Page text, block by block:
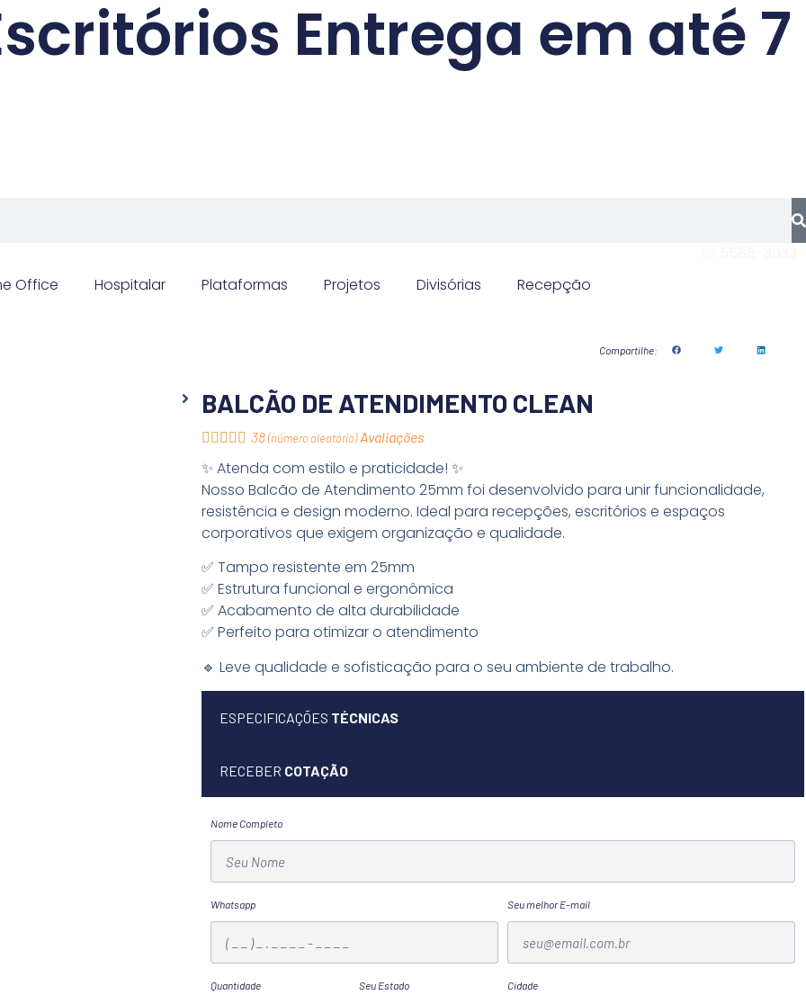
Entrega em até 7
Office Hospitalar Plataformas Projetos Divisórias Recepção
Compartilhe:
BALCÃO DE ATENDIMENTO CLEAN
     38(número aleatório)Avaliações
✨ Atenda com estilo e praticidade! ✨
Nosso Balcão de Atendimento 25mm foi desenvolvido para unir funcionalidade,
resistência e design moderno. Ideal para recepções, escritórios e espaços
corporativos que exigem organização e qualidade.
✅ Tampo resistente em 25mm
✅ Estrutura funcional e ergonômica
✅ Acabamento de alta durabilidade
✅ Perfeito para otimizar o atendimento
🔹 Leve qualidade e sofisticação para o seu ambiente de trabalho.
ESPECIFICAÇÕES TÉCNICAS
RECEBER COTAÇÃO
Nome Completo
Whatsapp Seu melhor E-mail
Quantidade Seu Estado Cidade